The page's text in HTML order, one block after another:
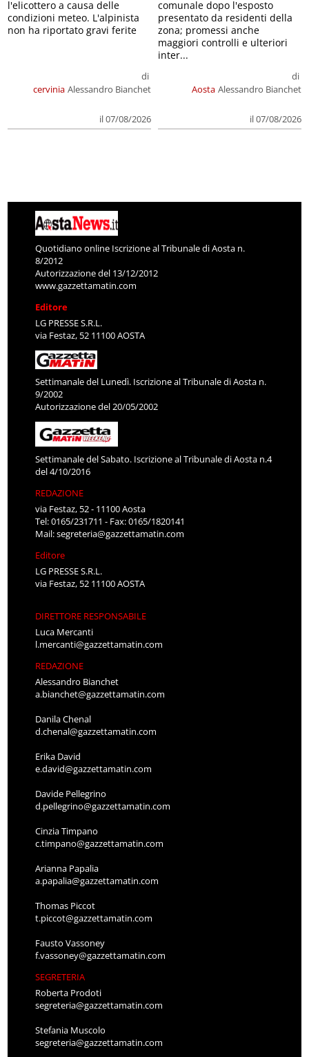
cervinia
di
Alessandro Bianchet
il 07/08/2026
l'elicottero a causa delle
condizioni meteo. L'alpinista
non ha riportato gravi ferite
Aosta
di
Alessandro Bianchet
il 07/08/2026
comunale dopo l'esposto
presentato da residenti della
zona; promessi anche
maggiori controlli e ulteriori
inter...
Quotidiano online Iscrizione al Tribunale di Aosta n.
8/2012
Autorizzazione del 13/12/2012
www.gazzettamatin.com
Editore
LG PRESSE S.R.L.
via Festaz, 52 11100 AOSTA
Settimanale del Lunedì. Iscrizione al Tribunale di Aosta n.
9/2002
Autorizzazione del 20/05/2002
Settimanale del Sabato. Iscrizione al Tribunale di Aosta n.4
del 4/10/2016
REDAZIONE
via Festaz, 52 - 11100 Aosta
Tel: 0165/231711 - Fax: 0165/1820141
Mail:segreteria@gazzettamatin.com
Editore
LG PRESSE S.R.L.
via Festaz, 52 11100 AOSTA
DIRETTORE RESPONSABILE
Luca Mercanti
l.mercanti@gazzettamatin.com
REDAZIONE
Alessandro Bianchet
a.bianchet@gazzettamatin.com
Danila Chenal
d.chenal@gazzettamatin.com
Erika David
e.david@gazzettamatin.com
Davide Pellegrino
d.pellegrino@gazzettamatin.com
Cinzia Timpano
c.timpano@gazzettamatin.com
Arianna Papalia
a.papalia@gazzettamatin.com
Thomas Piccot
t.piccot@gazzettamatin.com
Fausto Vassoney
f.vassoney@gazzettamatin.com
SEGRETERIA
Roberta Prodoti
segreteria@gazzettamatin.com
Stefania Muscolo
segreteria@gazzettamatin.com